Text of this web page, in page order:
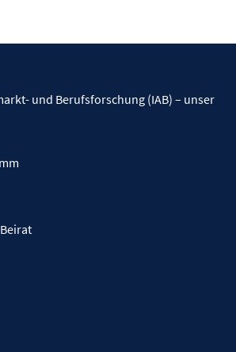
und Berufsforschung (IAB) – unser